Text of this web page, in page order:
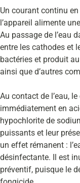
Un courant continu
l’appareil alimente
Au passage de l’eau
entre les cathodes et
bactéries et produit
ainsi que d’autres
Au contact de l’eau,
immédiatement en
hypochlorite de
puissants et leur
un effet rémanent :
désinfectante. Il est
préventif, puisque le